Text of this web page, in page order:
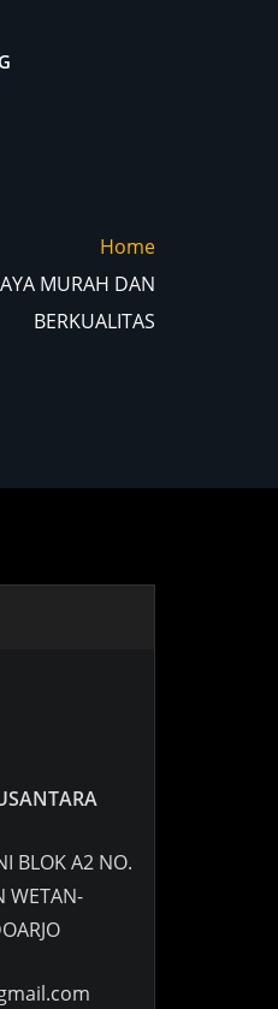
Home
MURAH DAN
BERKUALITAS
BLOK A2 NO.
WETAN-